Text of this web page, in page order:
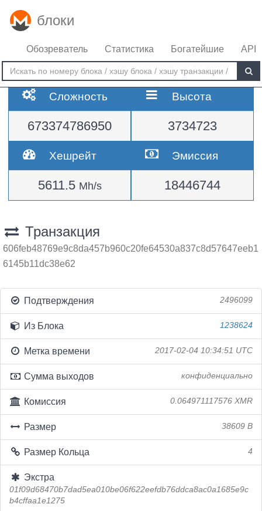
блоки
Обозреватель Статистика Богатейшие API
Сложность
673374786950
Высота
3734723
Хешрейт
5611.5 Mh/s
Эмиссия
18446744
Транзакция
606feb48769e9c8da457b960c20fe64530a837c8d57647eeb1
6145b11dc38e62
Подтверждения 2496099
Из Блока 1238624
Метка времени 2017-02-04 10:34:51 UTC
Сумма выходов конфиденциально
Комиссия 0.064971117576 XMR
Размер 38609 B
Размер Кольца 4
Экстра
01f09d68470b7dad5ea010be06f622eefdb76ddca8ac0a1685e9c
b4cffaa1e1275